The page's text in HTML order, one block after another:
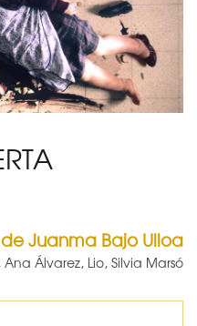
de Juanma Bajo Ulloa
Álvarez, Lio, Silvia Marsó